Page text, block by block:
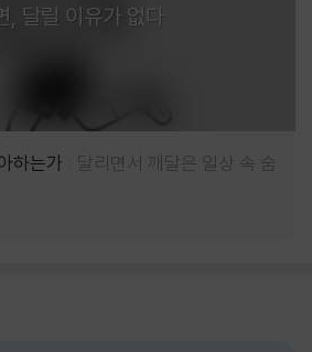
, 달릴 이유가 없다
하는가
달리면서 깨달은 일상 속 숨